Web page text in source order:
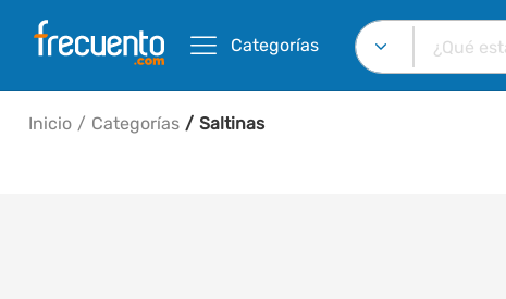
Categorías
Inicio Categorías Saltinas